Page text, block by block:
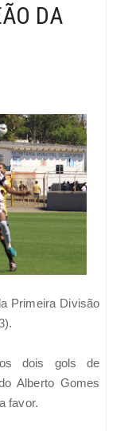
DA
Primeira Divisão
dois gols de
Alberto Gomes
favor.